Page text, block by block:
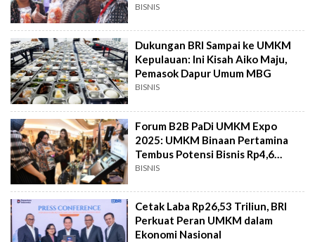
BISNIS
Dukungan BRI Sampai ke UMKM
Kepulauan: Ini Kisah Aiko Maju,
Pemasok Dapur Umum MBG
BISNIS
Forum B2B PaDi UMKM Expo
2025: UMKM Binaan Pertamina
Tembus Potensi Bisnis Rp4,6
Miliar
BISNIS
Cetak Laba Rp26,53 Triliun, BRI
Perkuat Peran UMKM dalam
Ekonomi Nasional